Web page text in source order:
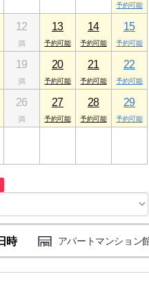
12 13 14 15
19 20 21 22
26 27 28 29
時 アパートマンショ